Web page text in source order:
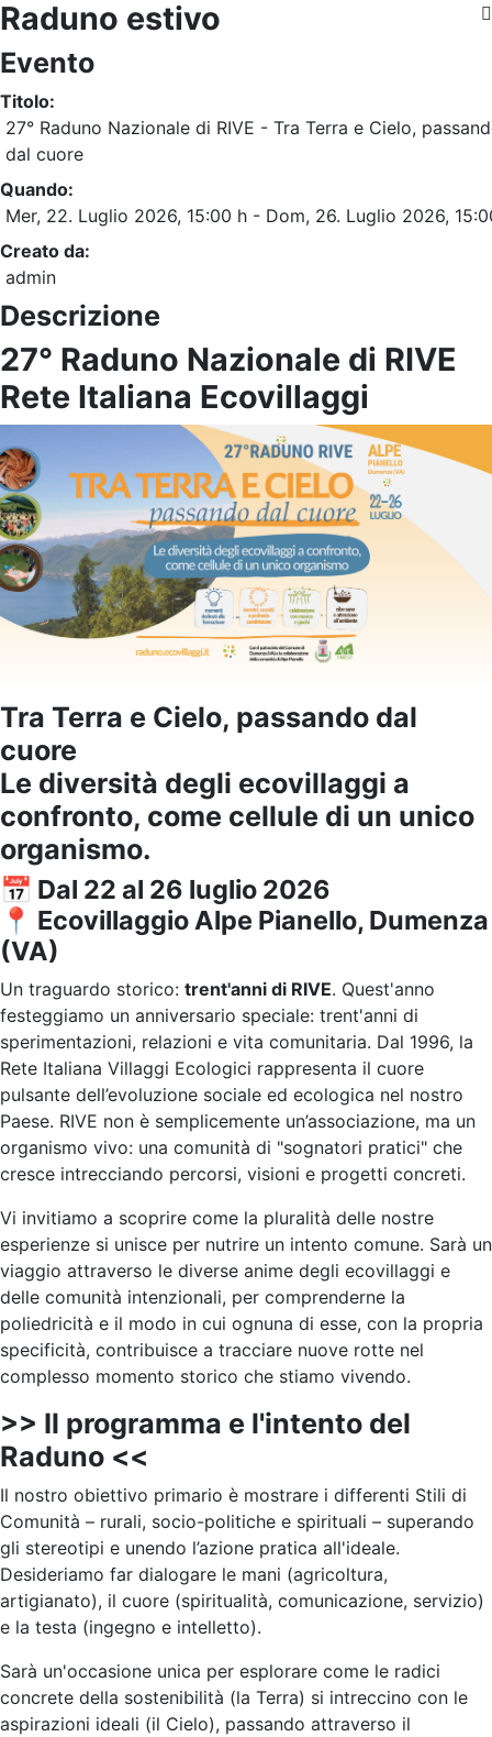
Raduno estivo
Evento
Titolo:
27° Raduno Nazionale di RIVE - Tra Terra e Cielo,
dal cuore
Quando:
Mer, 22. Luglio 2026, 15:00 h - Dom, 26. Luglio 2026,
Creato da:
admin
Descrizione
27° Raduno Nazionale di RIVE
Rete Italiana Ecovillaggi
Tra Terra e Cielo, passando dal
cuore
Le diversità degli ecovillaggi a
confronto, come cellule di un unico
organismo.
📅 Dal 22 al 26 luglio 2026
📍 Ecovillaggio Alpe Pianello, Dumenza
(VA)
Un traguardo storico: trent'anni di RIVE. Quest'anno
festeggiamo un anniversario speciale: trent'anni di
sperimentazioni, relazioni e vita comunitaria. Dal 1996, la
Rete Italiana Villaggi Ecologici rappresenta il cuore
pulsante dell’evoluzione sociale ed ecologica nel nostro
Paese. RIVE non è semplicemente un’associazione, ma un
organismo vivo: una comunità di "sognatori pratici" che
cresce intrecciando percorsi, visioni e progetti concreti.
Vi invitiamo a scoprire come la pluralità delle nostre
esperienze si unisce per nutrire un intento comune. Sarà un
viaggio attraverso le diverse anime degli ecovillaggi e
delle comunità intenzionali, per comprenderne la
poliedricità e il modo in cui ognuna di esse, con la propria
specificità, contribuisce a tracciare nuove rotte nel
complesso momento storico che stiamo vivendo.
>> Il programma e l'intento del
Raduno <<
Il nostro obiettivo primario è mostrare i differenti Stili di
Comunità – rurali, socio-politiche e spirituali – superando
gli stereotipi e unendo l’azione pratica all'ideale.
Desideriamo far dialogare le mani (agricoltura,
artigianato), il cuore (spiritualità, comunicazione, servizio)
e la testa (ingegno e intelletto).
Sarà un'occasione unica per esplorare come le radici
concrete della sostenibilità (la Terra) si intreccino con le
aspirazioni ideali (il Cielo), passando attraverso il